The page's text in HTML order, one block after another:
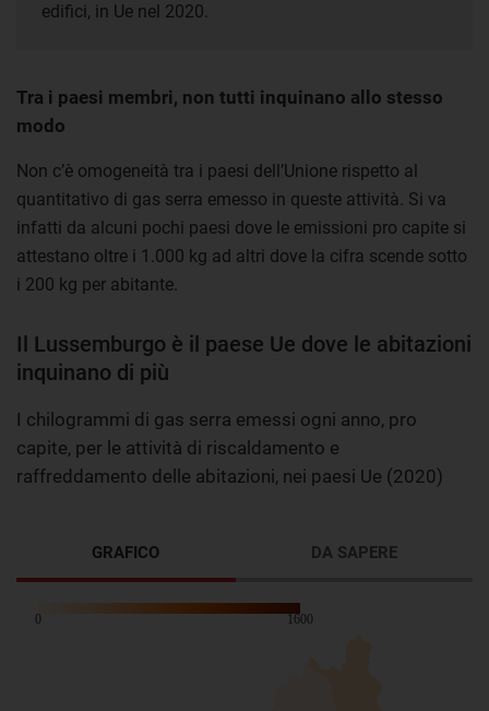
edifici, in Ue nel 2020.
Tra i paesi membri, non tutti inquinano allo stesso
modo
Non c’è omogeneità tra i paesi dell’Unione rispetto al
quantitativo di gas serra emesso in queste attività. Si va
infatti da alcuni pochi paesi dove le emissioni pro capite si
attestano oltre i 1.000 kg ad altri dove la cifra scende sotto
i 200 kg per abitante.
Il Lussemburgo è il paese Ue dove le abitazioni
inquinano di più
I chilogrammi di gas serra emessi ogni anno, pro
capite, per le attività di riscaldamento e
raffreddamento delle abitazioni, nei paesi Ue (2020)
GRAFICO DA SAPERE